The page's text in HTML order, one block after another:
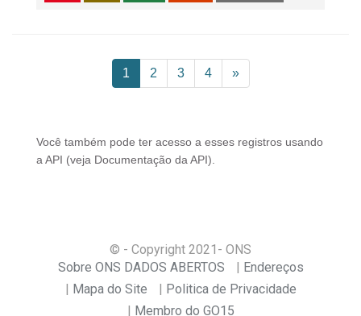
1 2 3 4 »
Você também pode ter acesso a esses registros usando
a API (veja Documentação da API ).
© - Copyright 2021 - ONS
Sobre ONS DADOS ABERTOS
Endereços
Mapa do Site
Politica de Privacidade
Membro do GO15